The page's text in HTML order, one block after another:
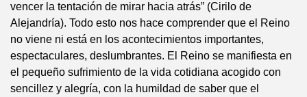
vencer la tentación de mirar hacia atrás” (Cirilo de
Alejandría). Todo esto nos hace comprender que el Reino
no viene ni está en los acontecimientos importantes,
espectaculares, deslumbrantes. El Reino se manifiesta en
el pequeño sufrimiento de la vida cotidiana acogido con
sencillez y alegría, con la humildad de saber que el